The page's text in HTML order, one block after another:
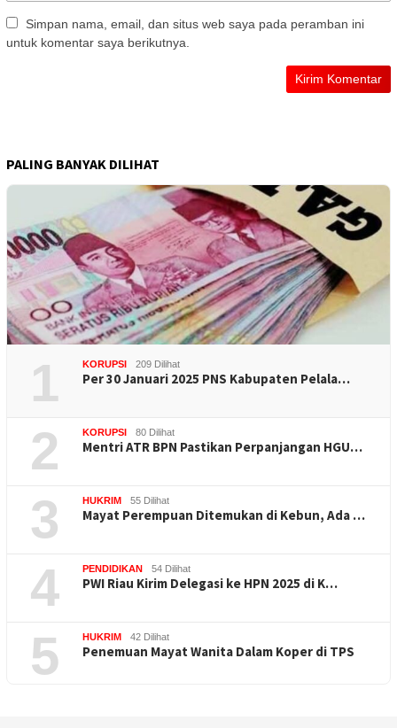
Simpan nama, email, dan situs web saya pada peramban ini
untuk komentar saya berikutnya.
PALING BANYAK DILIHAT
1 KORUPSI 209 Dilihat
Per 30 Januari 2025 PNS Kabupaten Pelala…
2 KORUPSI 80 Dilihat
Mentri ATR BPN Pastikan Perpanjangan HGU…
3 HUKRIM 55 Dilihat
Mayat Perempuan Ditemukan di Kebun, Ada …
4 PENDIDIKAN 54 Dilihat
PWI Riau Kirim Delegasi ke HPN 2025 di K…
5 HUKRIM 42 Dilihat
Penemuan Mayat Wanita Dalam Koper di TPS